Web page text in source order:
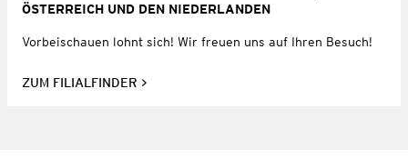
ÖSTERREICH UND DEN NIEDERLANDEN
Vorbeischauen lohnt sich! Wir freuen uns auf Ihren Besuch!
ZUM FILIALFINDER